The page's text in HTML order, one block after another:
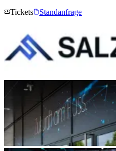
Tickets
Standanfrage